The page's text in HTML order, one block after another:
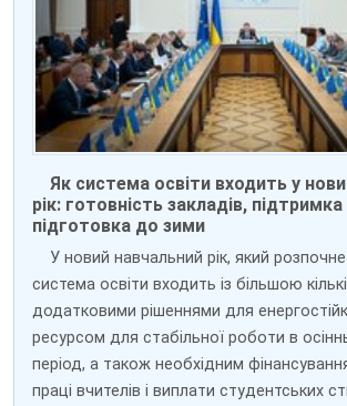
Як система освіти входить у
рік: готовність закладів, підтримка
підготовка до зими
У новий навчальний рік, який
система освіти входить із більшою
додатковими рішеннями для
ресурсом для стабільної роботи в
період, а також необхідним
праці вчителів і виплати студентських